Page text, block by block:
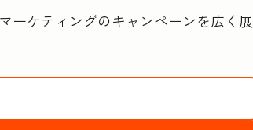
ーケティングのキャンペーンを広く展